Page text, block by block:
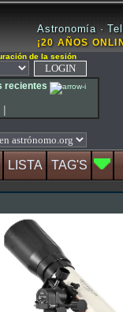
Astronomía ·
¡20 AÑOS
de la sesión
recientes
|
LISTA TAG'S